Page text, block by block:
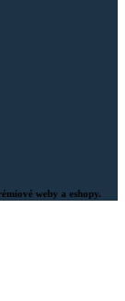
weby a eshopy.